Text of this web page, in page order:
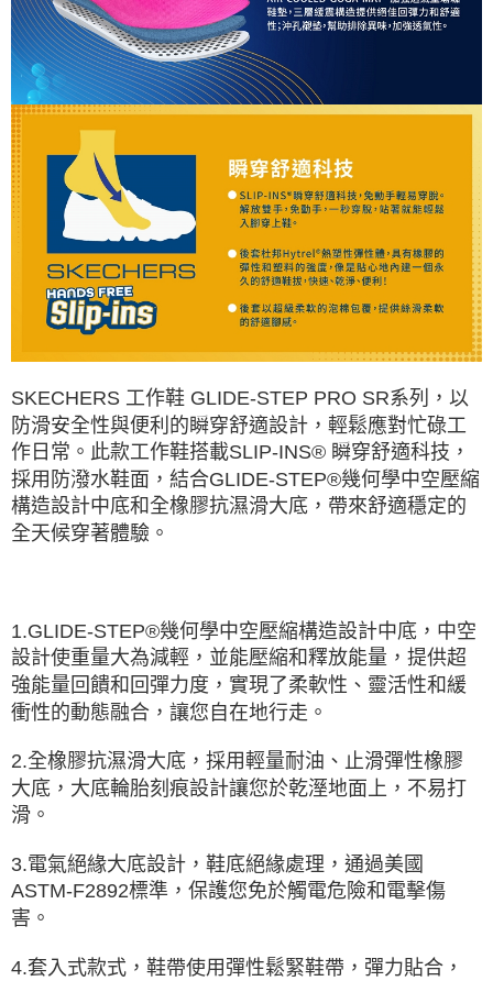
SKECHERS 工作鞋 GLIDE-STEP PRO SR系列，以
防滑安全性與便利的瞬穿舒適設計，輕鬆應對忙碌工
作日常。此款工作鞋搭載SLIP-INS® 瞬穿舒適科技，
採用防潑水鞋面，結合GLIDE-STEP®幾何學中空壓縮
構造設計中底和全橡膠抗濕滑大底，帶來舒適穩定的
全天候穿著體驗。
1.GLIDE-STEP®幾何學中空壓縮構造設計中底，中空
設計使重量大為減輕，並能壓縮和釋放能量，提供超
強能量回饋和回彈力度，實現了柔軟性、靈活性和緩
衝性的動態融合，讓您自在地行走。
2.全橡膠抗濕滑大底，採用輕量耐油、止滑彈性橡膠
大底，大底輪胎刻痕設計讓您於乾溼地面上，不易打
滑。
3.電氣絕緣大底設計，鞋底絕緣處理，通過美國
ASTM-F2892標準，保護您免於觸電危險和電擊傷
害。
4.套入式款式，鞋帶使用彈性鬆緊鞋帶，彈力貼合，